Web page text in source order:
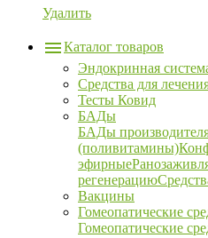
Удалить
Каталог товаров
Эндокринная
Средства для
Тесты Ковид
БАДы
БАДы
(поливитамины)
эфирные
регенерацию
Вакцины
Гомеопатические
Гомеопатические